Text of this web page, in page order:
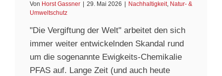
Von Horst Gassner 29. Mai 2026 Nachhaltigkeit, Natur- &
Umweltschutz
"Die Vergiftung der Welt" arbeitet den sich
immer weiter entwickelnden Skandal rund
um die sogenannte Ewigkeits-Chemikalie
PFAS auf. Lange Zeit (und auch heute